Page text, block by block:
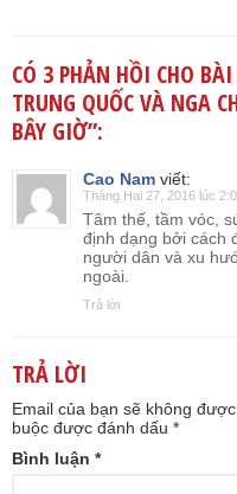
CÓ 3 PHẢN HỒI CHO
TRUNG QUỐC VÀ NGA
BÂY GIỜ”:
Cao Nam viết:
Tháng Hai 27, 2016 lúc
Tâm thế, tầm vóc,
định dạng bởi cách
người dân và xu
ngoài.
Trả lời
TRẢ LỜI
Email của bạn sẽ không
buộc được đánh dấu *
Bình luận *